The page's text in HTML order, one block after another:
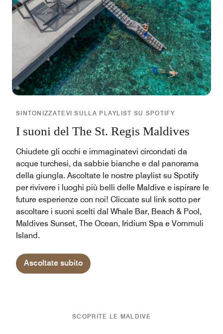
SINTONIZZATEVI SULLA PLAYLIST SU SPOTIFY
I suoni del The St. Regis Maldives
Chiudete gli occhi e immaginatevi circondati da
acque turchesi, da sabbie bianche e dal panorama
della giungla. Ascoltate le nostre playlist su Spotify
per rivivere i luoghi più belli delle Maldive e ispirare le
future esperienze con noi! Cliccate sul link sotto per
ascoltare i suoni scelti dal Whale Bar, Beach & Pool,
Maldives Sunset, The Ocean, Iridium Spa e Vommuli
Island.
Ascoltate subito
SCOPRITE LE MALDIVE